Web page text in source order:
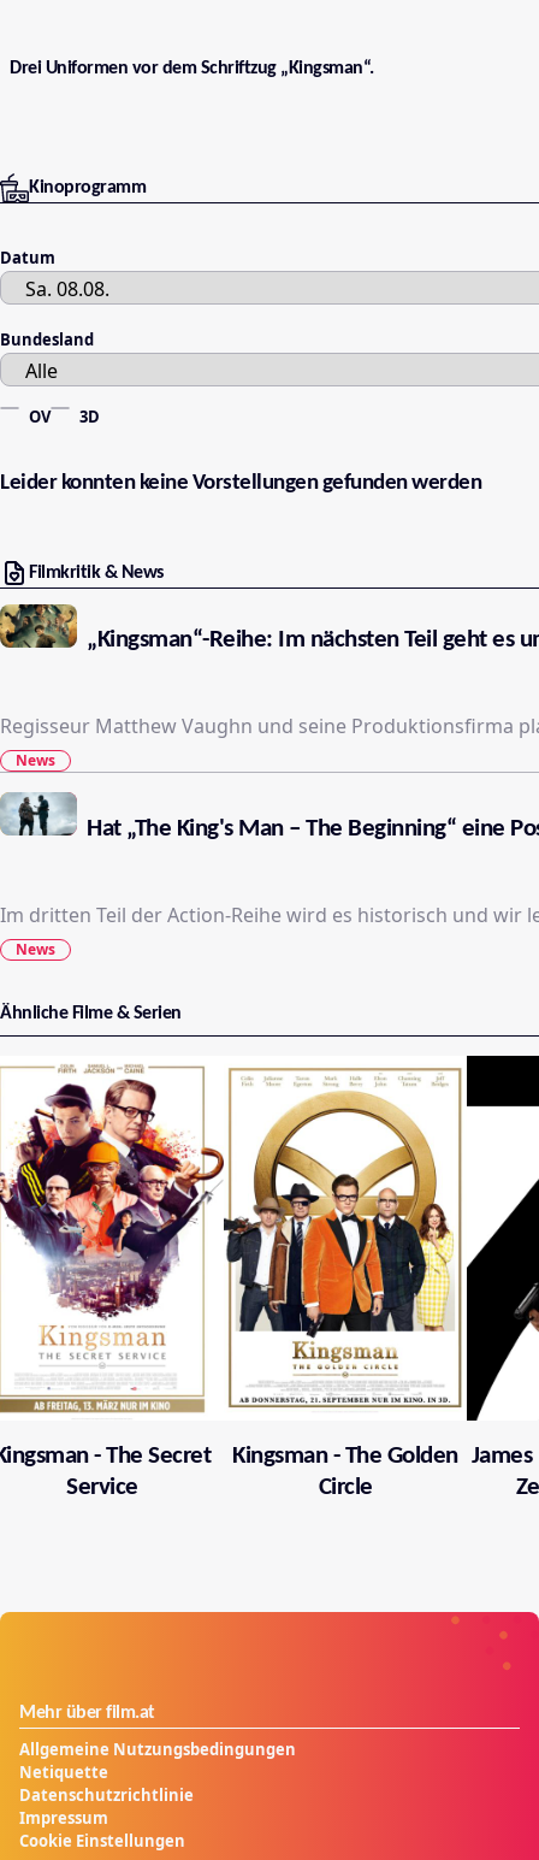
Drei Uniformen vor dem Schriftzug „Kingsman“.
Kinoprogramm
Datum
Bundesland
OV 3D
Leider konnten keine Vorstellungen gefunden werden
Filmkritik & News
„Kingsman“-Reihe: Im nächsten Teil geht es
Regisseur Matthew Vaughn und seine Produktionsfirma
News
Hat „The King's Man – The Beginning“ eine
Im dritten Teil der Action-Reihe wird es historisch und
News
Ähnliche Filme & Serien
- The Secret
Service
Kingsman - The Golden
Circle
Mehr über film.at
Allgemeine Nutzungsbedingungen
Netiquette
Datenschutzrichtlinie
Impressum
Cookie Einstellungen